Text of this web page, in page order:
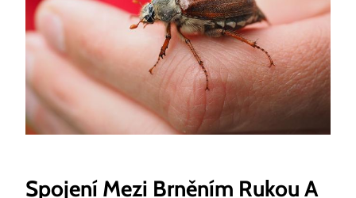
Spojení Mezi Brněním Rukou A